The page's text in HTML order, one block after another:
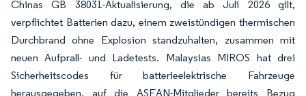
Chinas GB 38031-Aktualisierung, die ab Juli 2026 gilt,
verpflichtet Batterien dazu, einem zweistündigen thermischen
Durchbrand ohne Explosion standzuhalten, zusammen mit
neuen Aufprall- und Ladetests. Malaysias MIROS hat drei
Sicherheitscodes für batterieelektrische Fahrzeuge
herausgegeben, auf die ASEAN-Mitglieder bereits Bezug